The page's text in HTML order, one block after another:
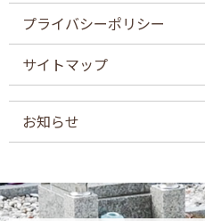
プライバシーポリシー
サイトマップ
お知らせ